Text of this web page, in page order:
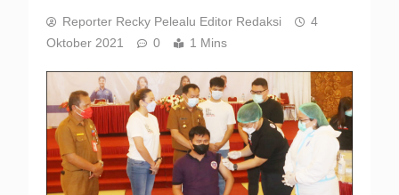
Reporter Recky Pelealu Editor Redaksi
4
Oktober 2021
0 1 Mins